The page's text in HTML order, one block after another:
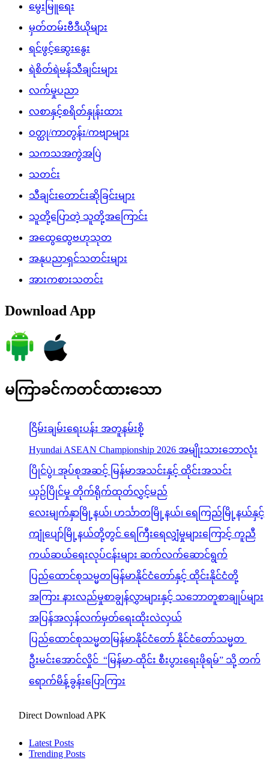
မွေးမြူရေး
မှတ်တမ်းဗီဒီယိုများ
ရင်ဖွင့်ဆွေးနွေး
ရဲစိတ်ရဲမန်သီချင်းများ
လက်မှုပညာ
လစာနှင့်စရိတ်နှုန်းထား
ဝတ္ထု/ကာတွန်း/ကဗျာများ
သကသအကွဲအပြဲ
သတင်း
သီချင်းတောင်းဆိုခြင်းများ
သူတို့ပြောတဲ့ သူတို့အကြောင်း
အထွေထွေဗဟုသုတ
အနုပညာရှင်သတင်းများ
အားကစားသတင်း
Download App
မကြာခင်ကတင်ထားသော
ငြိမ်းချမ်းရေးပန်း အတူနမ်းစို့
Hyundai ASEAN Championship 2026 အမျိုးသားဘောလုံး
ပြိုင်ပွဲ၊ အုပ်စုအဆင့် မြန်မာအသင်းနှင့် ထိုင်းအသင်း
ယှဉ်ပြိုင်မှု တိုက်ရိုက်ထုတ်လွှင့်မည်
လေးမျက်နှာမြို့နယ်၊ ဟင်္သာတမြို့နယ်၊ ရေကြည်မြို့နယ်နှင့်
ကျုံပျော်မြို့နယ်တို့တွင် ရေကြီးရေလျှံမှုများကြောင့် ကူညီ
ကယ်ဆယ်ရေးလုပ်ငန်းများ ဆက်လက်ဆောင်ရွက်
ပြည်ထောင်စုသမ္မတမြန်မာနိုင်ငံတော်နှင့် ထိုင်းနိုင်ငံတို့
အကြား နားလည်မှုစာချွန်လွှာများနှင့် သဘောတူစာချုပ်များ
အပြန်အလှန်လက်မှတ်ရေးထိုးလဲလှယ်
ပြည်ထောင်စုသမ္မတမြန်မာနိုင်ငံတော် နိုင်ငံတော်သမ္မတ
ဦးမင်းအောင်လှိုင် “မြန်မာ-ထိုင်း စီးပွားရေးဖိုရမ်” သို့ တက်
ရောက်မိန့်ခွန်းပြောကြား
Direct Download APK
Latest Posts
Trending Posts